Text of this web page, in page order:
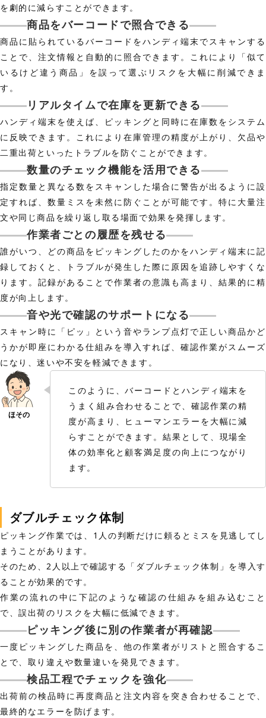
を劇的に減らすことができます。
商品をバーコードで照合できる
商品に貼られているバーコードをハンディ端末でスキャンする
ことで、注文情報と自動的に照合できます。これにより「似て
いるけど違う商品」を誤って選ぶリスクを大幅に削減できま
す。
リアルタイムで在庫を更新できる
ハンディ端末を使えば、ピッキングと同時に在庫数をシステム
に反映できます。これにより在庫管理の精度が上がり、欠品や
二重出荷といったトラブルを防ぐことができます。
数量のチェック機能を活用できる
指定数量と異なる数をスキャンした場合に警告が出るように設
定すれば、数量ミスを未然に防ぐことが可能です。特に大量注
文や同じ商品を繰り返し取る場面で効果を発揮します。
作業者ごとの履歴を残せる
誰がいつ、どの商品をピッキングしたのかをハンディ端末に記
録しておくと、トラブルが発生した際に原因を追跡しやすくな
ります。記録があることで作業者の意識も高まり、結果的に精
度が向上します。
音や光で確認のサポートになる
スキャン時に「ピッ」という音やランプ点灯で正しい商品かど
うかが即座にわかる仕組みを導入すれば、確認作業がスムーズ
になり、迷いや不安を軽減できます。
このように、バーコードとハンディ端末を
うまく組み合わせることで、確認作業の精
度が高まり、ヒューマンエラーを大幅に減
らすことができます。結果として、現場全
体の効率化と顧客満足度の向上につながり
ます。
ダブルチェック体制
ピッキング作業では、1人の判断だけに頼るとミスを見逃してし
まうことがあります。
そのため、2人以上で確認する「ダブルチェック体制」を導入す
ることが効果的です。
作業の流れの中に下記のような確認の仕組みを組み込むこと
で、誤出荷のリスクを大幅に低減できます。
ピッキング後に別の作業者が再確認
一度ピッキングした商品を、他の作業者がリストと照合するこ
とで、取り違えや数量違いを発見できます。
検品工程でチェックを強化
出荷前の検品時に再度商品と注文内容を突き合わせることで、
最終的なエラーを防げます。